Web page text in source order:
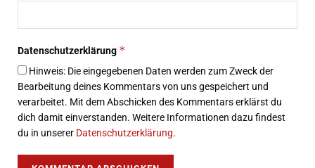
Datenschutzerklärung *
Hinweis: Die eingegebenen Daten werden zum Zweck der
Bearbeitung deines Kommentars von uns gespeichert und
verarbeitet. Mit dem Abschicken des Kommentars erklärst du
dich damit einverstanden. Weitere Informationen dazu findest
du in unserer Datenschutzerklärung.